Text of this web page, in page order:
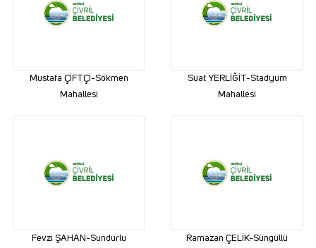
Mustafa ÇİFTÇİ-Sökmen
Mahallesi
Suat YERLİĞİT-Stadyum
Mahallesi
Fevzi ŞAHAN-Sundurlu
Ramazan ÇELİK-Süngüllü